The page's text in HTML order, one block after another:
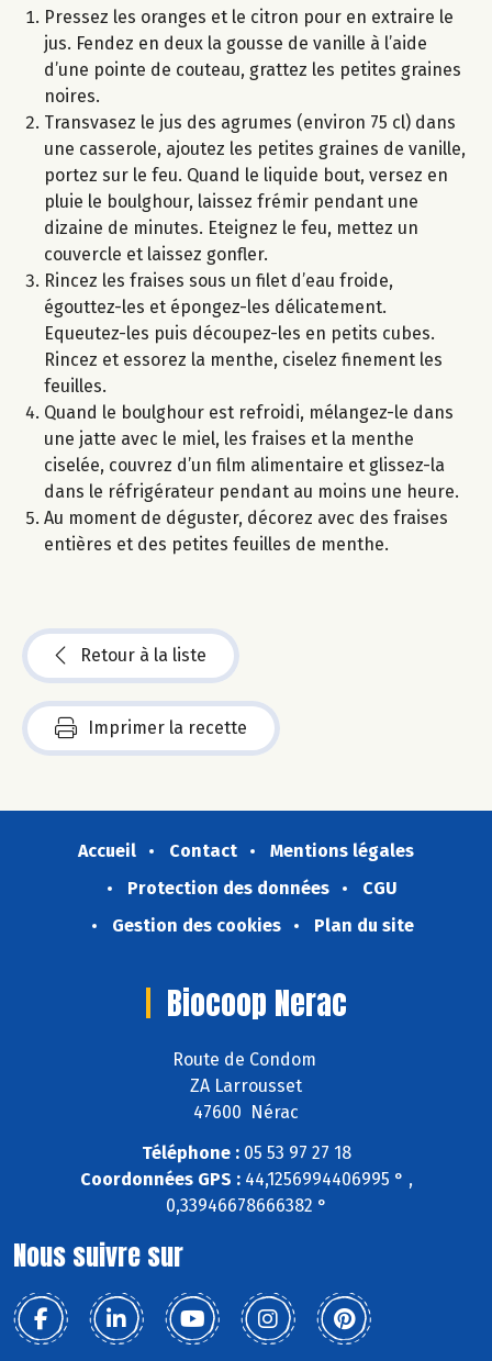
Pressez les oranges et le citron pour en extraire le
jus. Fendez en deux la gousse de vanille à l’aide
d’une pointe de couteau, grattez les petites graines
noires.
Transvasez le jus des agrumes (environ 75 cl) dans
une casserole, ajoutez les petites graines de vanille,
portez sur le feu. Quand le liquide bout, versez en
pluie le boulghour, laissez frémir pendant une
dizaine de minutes. Eteignez le feu, mettez un
couvercle et laissez gonfler.
Rincez les fraises sous un filet d’eau froide,
égouttez-les et épongez-les délicatement.
Equeutez-les puis découpez-les en petits cubes.
Rincez et essorez la menthe, ciselez finement les
feuilles.
Quand le boulghour est refroidi, mélangez-le dans
une jatte avec le miel, les fraises et la menthe
ciselée, couvrez d’un film alimentaire et glissez-la
dans le réfrigérateur pendant au moins une heure.
Au moment de déguster, décorez avec des fraises
entières et des petites feuilles de menthe.
Retour à la liste
Imprimer la recette
Accueil Contact
Mentions légales
Protection des données
CGU
Gestion des cookies
Plan du site
Biocoop Nerac
Route de Condom
ZA Larrousset
47600 Nérac
Téléphone :05 53 97 27 18
Coordonnées GPS :44,1256994406995 ° ,
0,33946678666382 °
Nous suivre sur